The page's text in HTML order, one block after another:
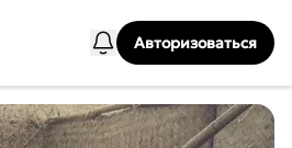
Авторизоваться